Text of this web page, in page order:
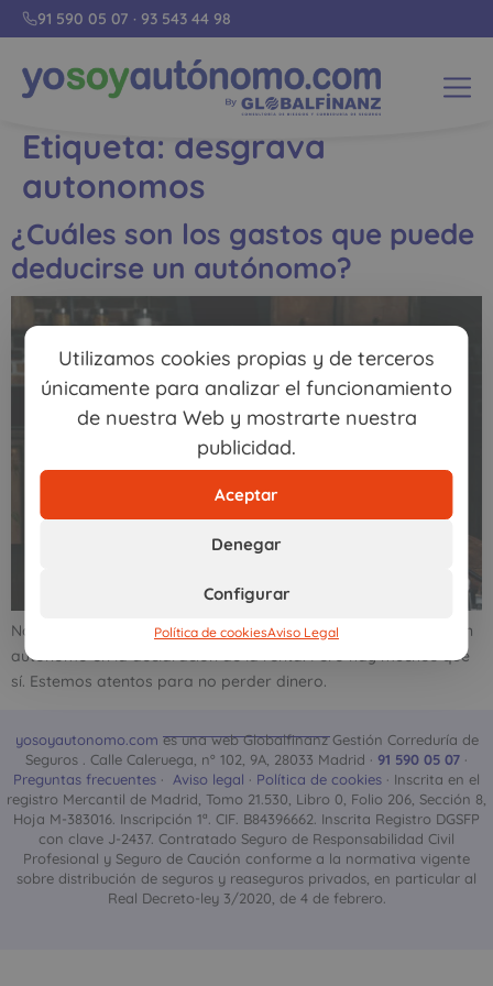
Utilizamos cookies propias y de terceros
únicamente para analizar el funcionamiento
de nuestra Web y mostrarte nuestra
publicidad.
Aceptar
Denegar
Configurar
Política de cookiesAviso Legal
91 590 05 07 · 93 543 44 98
Etiqueta: desgrava
autonomos
¿Cuáles son los gastos que puede
deducirse un autónomo?
No todos los desembolsos son gastos que puede deducirse un
autónomo en la declaración de la renta. Pero hay muchos que
sí. Estemos atentos para no perder dinero.
yosoyautonomo.com es una web Globalfinanz Gestión Correduría de
Seguros . Calle Caleruega, nº 102, 9A, 28033 Madrid · 91 590 05 07 ·
Preguntas frecuentes · Aviso legal · Política de cookies · Inscrita en el
registro Mercantil de Madrid, Tomo 21.530, Libro 0, Folio 206, Sección 8,
Hoja M-383016. Inscripción 1ª. CIF. B84396662. Inscrita Registro DGSFP
con clave J-2437. Contratado Seguro de Responsabilidad Civil
Profesional y Seguro de Caución conforme a la normativa vigente
sobre distribución de seguros y reaseguros privados, en particular al
Real Decreto-ley 3/2020, de 4 de febrero.